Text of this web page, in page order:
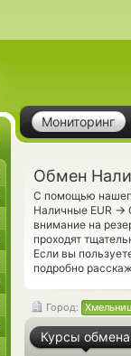
Мониторинг
Обмен
С помощью
Наличные EUR →
внимание на
проходят
Если вы
подробно
Город:
Курсы обмена